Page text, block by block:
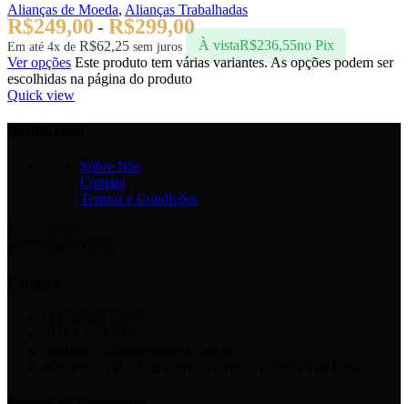
Alianças de Moeda, Alianças Trabalhadas
R$249,00 - R$299,00
Em até 4x de R$62,25 sem juros À vistaR$236,55no Pix
Ver opções Este produto tem várias variantes. As opções podem ser
escolhidas na página do produto
Quick view
Sobre Nós
Contato
Termos e Condições